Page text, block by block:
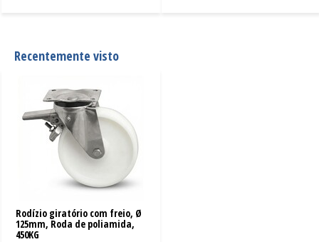
Recentemente visto
Rodízio giratório com freio, Ø
125mm, Roda de poliamida,
450KG